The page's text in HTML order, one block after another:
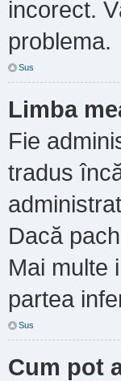
incorect.
problema.
Sus
Limba
Fie
tradus
Dacă
Mai multe
partea
Sus
Cum pot